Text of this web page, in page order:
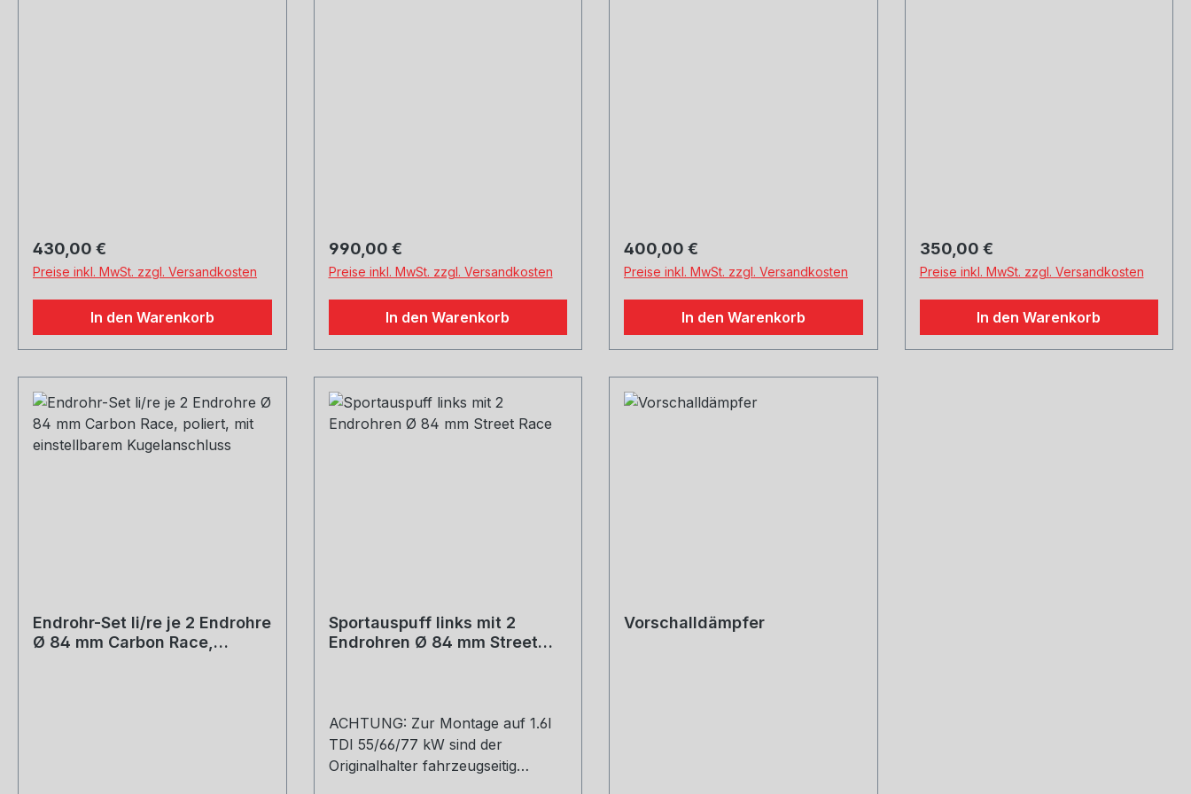
Regulärer Preis:
430,00 €
Preise inkl. MwSt. zzgl. Versandkosten
In den Warenkorb
Regulärer Preis:
990,00 €
Preise inkl. MwSt. zzgl. Versandkosten
In den Warenkorb
Regulärer Preis:
400,00 €
Preise inkl. MwSt. zzgl. Versandkosten
In den Warenkorb
Regulärer Preis:
350,00 €
Preise inkl. MwSt. zzgl. Versandkosten
In den Warenkorb
Endrohr-Set li/re je 2 Endrohre
Ø 84 mm Carbon Race,
Sportauspuff links mit 2
Endrohren Ø 84 mm Street
ACHTUNG: Zur Montage auf 1.6l
TDI 55/66/77 kW sind der
Originalhalter fahrzeugseitig
Vorschalldämpfer